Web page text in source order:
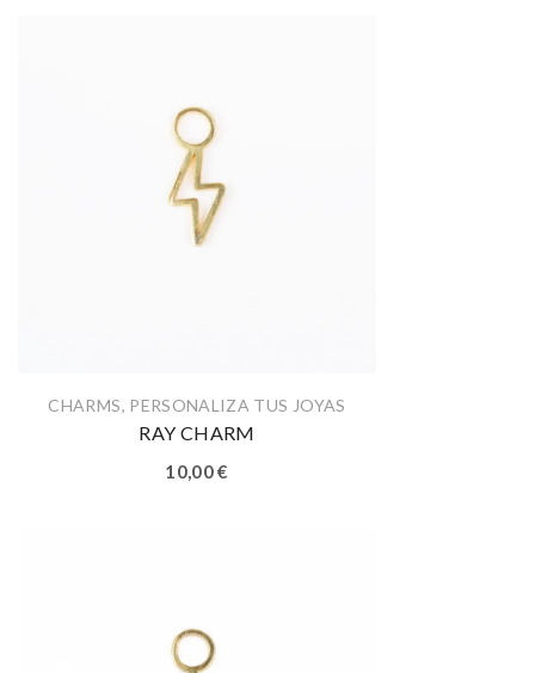
CHARMS, PERSONALIZA TUS JOYAS
RAY CHARM
10,00€